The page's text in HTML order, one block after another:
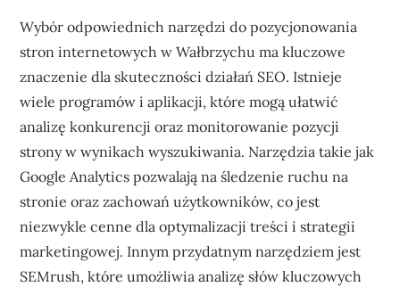
Wybór odpowiednich narzędzi do pozycjonowania
stron internetowych w Wałbrzychu ma kluczowe
znaczenie dla skuteczności działań SEO. Istnieje
wiele programów i aplikacji, które mogą ułatwić
analizę konkurencji oraz monitorowanie pozycji
strony w wynikach wyszukiwania. Narzędzia takie jak
Google Analytics pozwalają na śledzenie ruchu na
stronie oraz zachowań użytkowników, co jest
niezwykle cenne dla optymalizacji treści i strategii
marketingowej. Innym przydatnym narzędziem jest
SEMrush, które umożliwia analizę słów kluczowych